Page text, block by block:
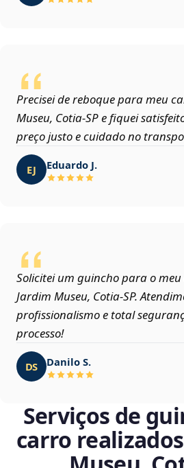
Precisei de reboque para meu
Museu, Cotia‑SP e fiquei
preço justo e cuidado no
EJ Eduardo J.
Solicitei um guincho para o
Jardim Museu, Cotia‑SP.
profissionalismo e total
processo!
DS Danilo S.
Serviços de
carro